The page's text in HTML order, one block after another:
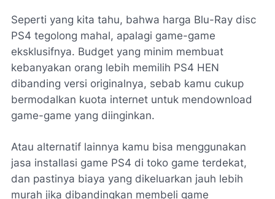
Seperti yang kita tahu, bahwa harga Blu-Ray disc
PS4 tegolong mahal, apalagi game-game
eksklusifnya. Budget yang minim membuat
kebanyakan orang lebih memilih PS4 HEN
dibanding versi originalnya, sebab kamu cukup
bermodalkan kuota internet untuk mendownload
game-game yang diinginkan.
Atau alternatif lainnya kamu bisa menggunakan
jasa installasi game PS4 di toko game terdekat,
dan pastinya biaya yang dikeluarkan jauh lebih
murah jika dibandingkan membeli game